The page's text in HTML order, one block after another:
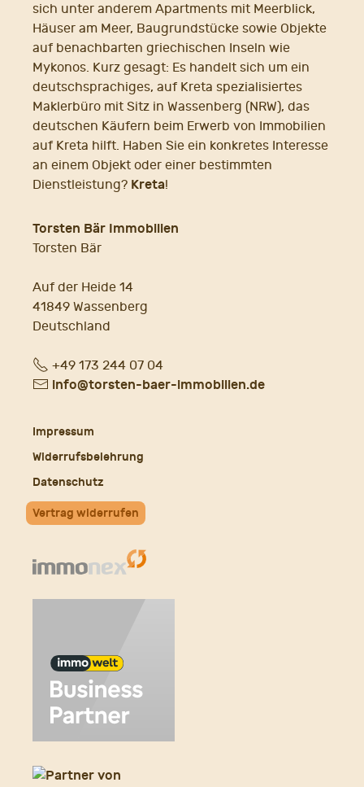
sich unter anderem Apartments mit Meerblick,
Häuser am Meer, Baugrundstücke sowie Objekte
auf benachbarten griechischen Inseln wie
Mykonos. Kurz gesagt: Es handelt sich um ein
deutschsprachiges, auf Kreta spezialisiertes
Maklerbüro mit Sitz in Wassenberg (NRW), das
deutschen Käufern beim Erwerb von Immobilien
auf Kreta hilft. Haben Sie ein konkretes Interesse
an einem Objekt oder einer bestimmten
Dienstleistung? Kreta!
Torsten Bär Immobilien
Torsten Bär
Auf der Heide 14
41849 Wassenberg
Deutschland
Fon+49 173 244 07 04
E- info@torsten-baer-immobilien.de
Impressum
Widerrufsbelehrung
Datenschutz
Vertrag widerrufen